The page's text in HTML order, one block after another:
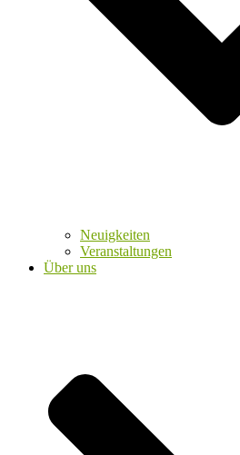
Neuigkeiten
Veranstaltungen
Über uns